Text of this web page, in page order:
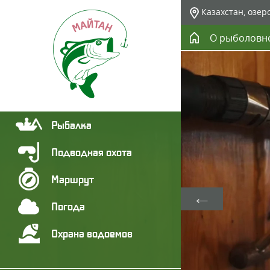
Рыбалка
Подводная охота
Маршрут
Погода
Охрана водоемов
Казахстан,
О
семьи,
Вас